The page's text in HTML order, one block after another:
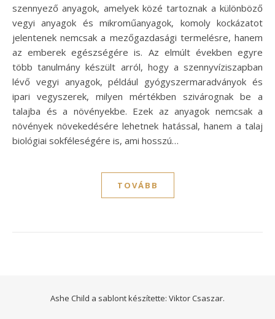
szennyező anyagok, amelyek közé tartoznak a különböző
vegyi anyagok és mikroműanyagok, komoly kockázatot
jelentenek nemcsak a mezőgazdasági termelésre, hanem
az emberek egészségére is. Az elmúlt években egyre
több tanulmány készült arról, hogy a szennyvíziszapban
lévő vegyi anyagok, például gyógyszermaradványok és
ipari vegyszerek, milyen mértékben szivárognak be a
talajba és a növényekbe. Ezek az anyagok nemcsak a
növények növekedésére lehetnek hatással, hanem a talaj
biológiai sokféleségére is, ami hosszú…
TOVÁBB
Ashe Child a sablont készítette: Viktor Csaszar.